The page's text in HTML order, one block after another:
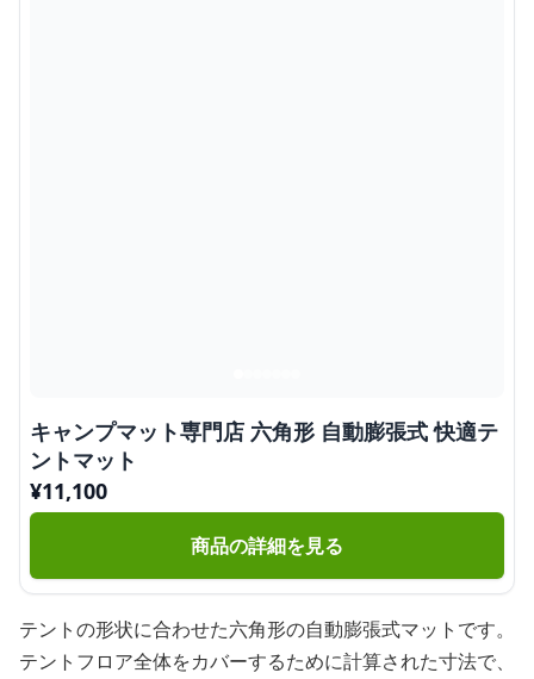
キャンプマット専門店 六角形 自動膨張式 快適テ
ントマット
¥11,100
商品の詳細を見る
テントの形状に合わせた六角形の自動膨張式マットです。
テントフロア全体をカバーするために計算された寸法で、